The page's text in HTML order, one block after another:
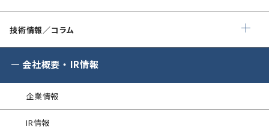
金融庁ガイドライン準拠対応支援サービス
電気事業者向け サイバーセキュリティ
プレリミナリーサーベイ
インシデント対応訓練
インシデント対応訓練シミュレーター
企業向けセキュリティ訓練
標的型攻撃メール訓練
脆弱性情報提供
WAF運用
G-MDR
SIEM運用／分析
エンドポイントセキュリティ EDR-MSS
SQAT® 情報セキュリティ瓦版
技術情報／コラム
会社概要 ・ IR情報
企業情報
IR情報